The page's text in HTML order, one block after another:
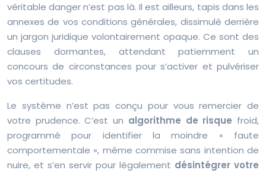
véritable danger n’est pas là. Il est ailleurs, tapis dans les
annexes de vos conditions générales, dissimulé derrière
un jargon juridique volontairement opaque. Ce sont des
clauses dormantes, attendant patiemment un
concours de circonstances pour s’activer et pulvériser
vos certitudes.
Le système n’est pas conçu pour vous remercier de
votre prudence. C’est un algorithme de risque froid,
programmé pour identifier la moindre « faute
comportementale », même commise sans intention de
nuire, et s’en servir pour légalement désintégrer votre